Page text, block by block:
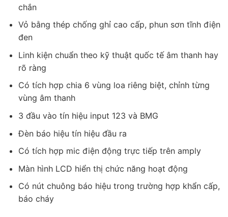
chắn
Vỏ bằng thép chống ghỉ cao cấp, phun sơn tĩnh điện
đen
Linh kiện chuẩn theo kỹ thuật quốc tế âm thanh hay
rõ ràng
Có tích hợp chia 6 vùng loa riêng biệt, chỉnh từng
vùng âm thanh
3 đầu vào tín hiệu input 123 và BMG
Đèn báo hiệu tín hiệu đầu ra
Có tích hợp mic điện động trực tiếp trên amply
Màn hình LCD hiển thị chức năng hoạt động
Có nút chuông báo hiệu trong trường hợp khẩn cấp,
báo cháy